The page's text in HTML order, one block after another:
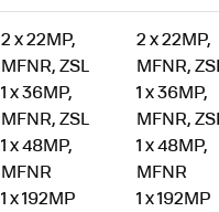
2 x 22MP,
MFNR, ZSL
1 x 36MP,
MFNR, ZSL
1 x 48MP,
MFNR
1 x 192MP
2 x 22MP,
MFNR,
1 x 36MP,
MFNR,
1 x 48MP,
MFNR
1 x 192MP